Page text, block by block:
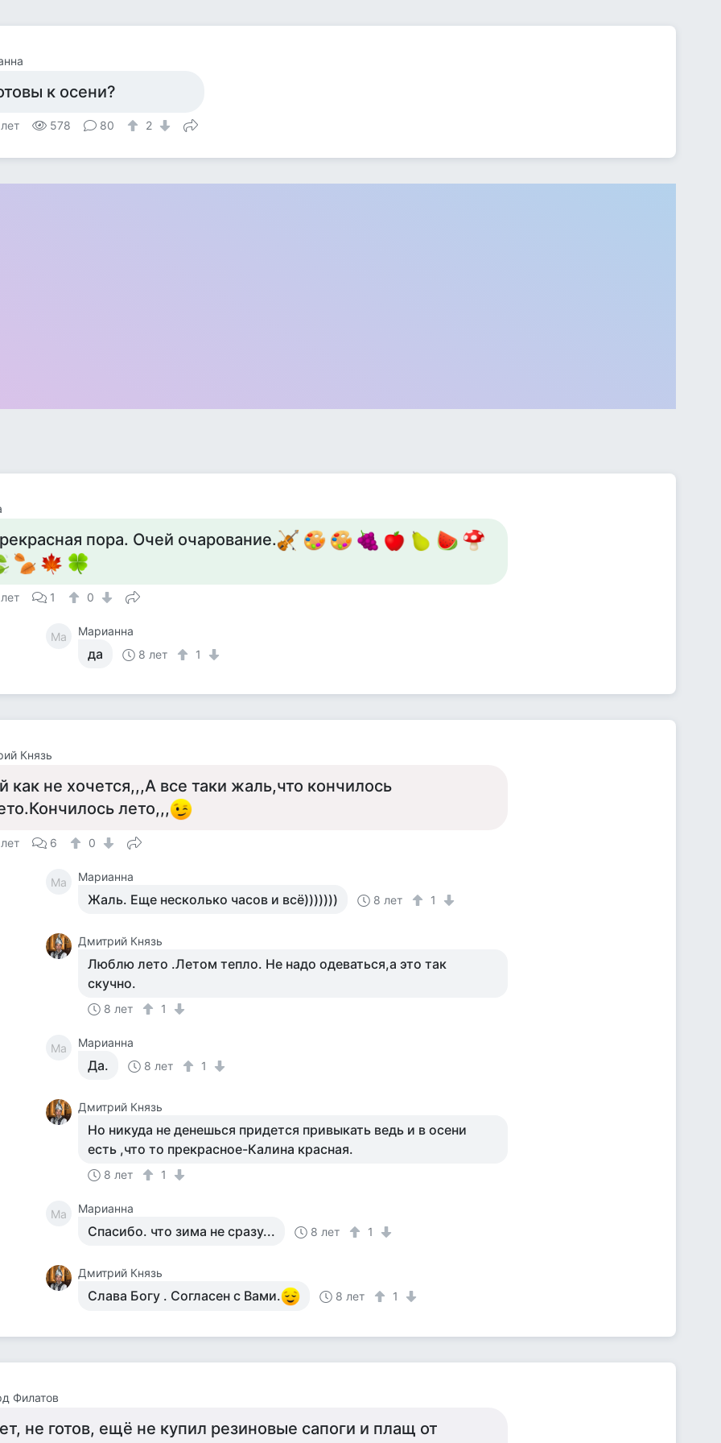
к осени?
578 80 2
пора. Очей очарование.
1 0
Ма Марианна
да 8 лет 1
Князь
как не хочется,,,А все таки жаль,что кончилось
лето,,,
6 0
Ма Марианна
Жаль. Еще несколько часов и всё))))))) 8 лет 1
Дмитрий Князь
Люблю лето .Летом тепло. Не надо одеваться,а это так
скучно.
8 лет 1
Ма Марианна
Да. 8 лет 1
Дмитрий Князь
Но никуда не денешься придется привыкать ведь и в осени
есть ,что то прекрасное-Калина красная.
8 лет 1
Ма Марианна
Спасибо. что зима не сразу... 8 лет 1
Дмитрий Князь
Слава Богу . Согласен с Вами. 8 лет 1
Филатов
не готов, ещё не купил резиновые сапоги и плащ от